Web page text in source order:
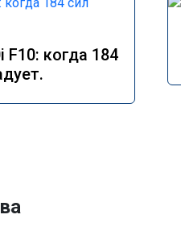
F10: когда 184